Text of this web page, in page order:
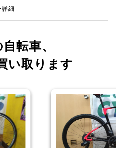
細
転車、
い取ります